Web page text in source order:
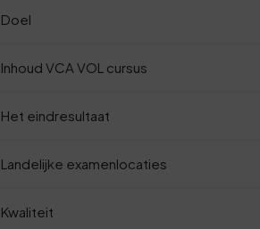
Doel
Inhoud VCA VOL cursus
Het eindresultaat
Landelijke examenlocaties
Kwaliteit